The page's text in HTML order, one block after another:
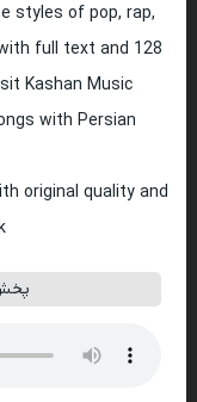
styles of pop, rap,
full text and 128
Kashan Music
with Persian
original quality and